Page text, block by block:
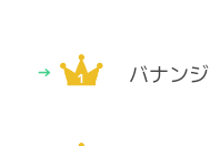
バナンジ